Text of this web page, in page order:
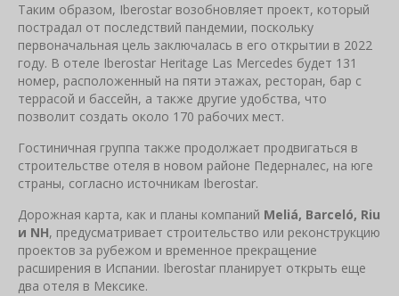
Таким образом, Iberostar возобновляет проект, который
пострадал от последствий пандемии, поскольку
первоначальная цель заключалась в его открытии в 2022
году. В отеле Iberostar Heritage Las Mercedes будет 131
номер, расположенный на пяти этажах, ресторан, бар с
террасой и бассейн, а также другие удобства, что
позволит создать около 170 рабочих мест.
Гостиничная группа также продолжает продвигаться в
строительстве отеля в новом районе Педерналес, на юге
страны, согласно источникам Iberostar.
Дорожная карта, как и планы компаний Meliá, Barceló, Riu
и NH, предусматривает строительство или реконструкцию
проектов за рубежом и временное прекращение
расширения в Испании. Iberostar планирует открыть еще
два отеля в Мексике.